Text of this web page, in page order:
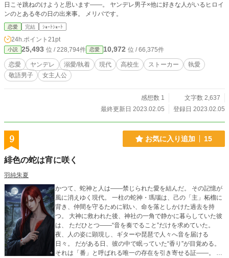
日こそ跳ねのけようと思います――。 ヤンデレ男子×他に好きな人がいるヒロイ
ンのとある冬の日の出来事。 メリバです。
恋愛 完結 ｼｮｰﾄｼｮｰﾄ
24h.ポイント 21pt
小説 25,493 位 / 228,794件 恋愛 10,972 位 / 66,375件
恋愛 ヤンデレ 溺愛/執着 現代 高校生 ストーカー
執愛
敬語男子
女主人公
感想数 1
文字数 2,637
最終更新日 2023.02.05
登録日 2023.02.05
9 お気に入り追加 15
緋色の蛇は宵に咲く
羽純朱夏
かつて、蛇神と人は――禁じられた愛を結んだ。 その記憶が
風に消えゆく現代。 一柱の蛇神・瑪瑙は、己の「主」柘榴に
背き、仲間を守るために戦い、命を落としかけた過去を持
つ。 大神に救われた後、神社の一角で静かに暮らしていた彼
は、 ただひとつ――“音を奏でること”だけを求めていた。
夜、人の姿に顕現し、ギターや琵琶で人々へ音を届ける
日々。 だがある日、彼の中で眠っていた“香り”が目覚める。
それは「番」と呼ばれる唯一の存在を引き寄せる証――。 そ